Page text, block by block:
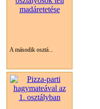
A második osztá...